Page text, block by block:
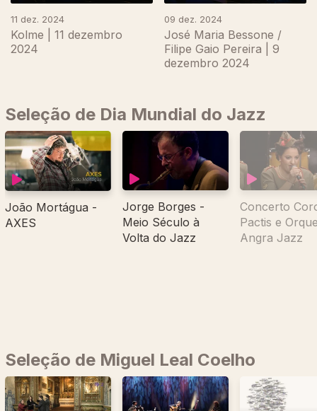
11 dez. 2024
Kolme | 11 dezembro
2024
09 dez. 2024
José Maria Bessone /
Filipe Gaio Pereira | 9
dezembro 2024
Seleção de Dia Mundial do Jazz
João Mortágua -
AXES
Jorge Borges -
Meio Século à
Volta do Jazz
Concerto
Pactis e
Angra Jazz
Seleção de Miguel Leal Coelho